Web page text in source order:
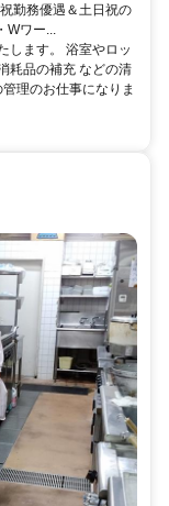
勤務優遇＆土日祝の
Wワー...
します。 浴室やロッ
耗品の補充 などの清
理のお仕事になりま